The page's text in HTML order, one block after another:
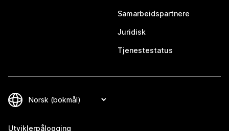
Samarbeidspartnere
Juridisk
Tjenestestatus
Utviklerpålogging